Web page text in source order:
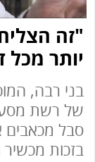
"זה הצליח
יותר מכל
בני רבה,
של רשת
סבל מכאבים
בזכות מכשיר